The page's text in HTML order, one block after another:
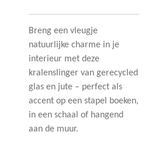
Breng een vleugje
natuurlijke charme in je
interieur met deze
kralenslinger van gerecycled
glas en jute – perfect als
accent op een stapel boeken,
in een schaal of hangend
aan de muur.